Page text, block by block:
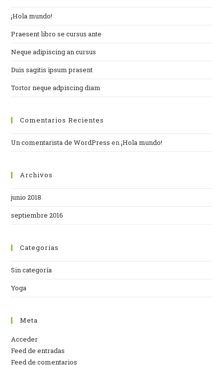
¡Hola mundo!
Praesent libro se cursus ante
Neque adipiscing an cursus
Duis sagitis ipsum prasent
Tortor neque adpiscing diam
Comentarios Recientes
Un comentarista de WordPress en¡Hola mundo!
Archivos
junio 2018
septiembre 2016
Categorías
Sin categoría
Yoga
Meta
Acceder
Feed de entradas
Feed de comentarios